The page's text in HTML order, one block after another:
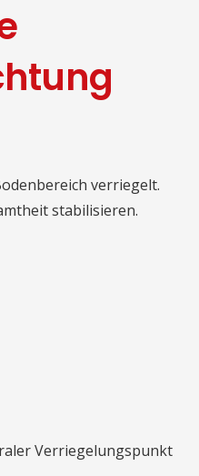
verriegelt.
stabilisieren.
Verriegelungspunkt